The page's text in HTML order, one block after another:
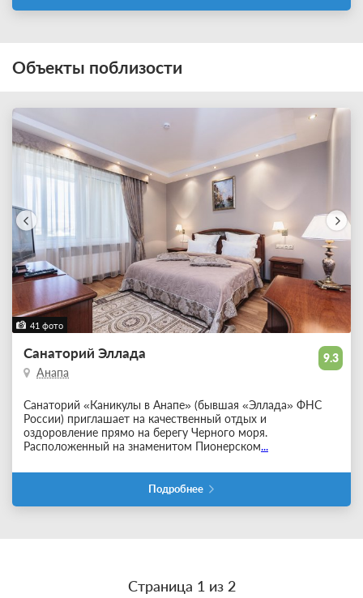
Объекты поблизости
41 фото
9.3
Санаторий Эллада
Анапа
Санаторий «Каникулы в Анапе» (бывшая «Эллада» ФНС
России) приглашает на качественный отдых и
оздоровление прямо на берегу Черного моря.
Расположенный на знаменитом Пионерском...
Подробнее
Страница 1 из 2